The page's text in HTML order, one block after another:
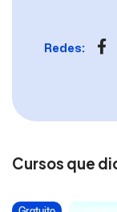
Redes:
Cursos que